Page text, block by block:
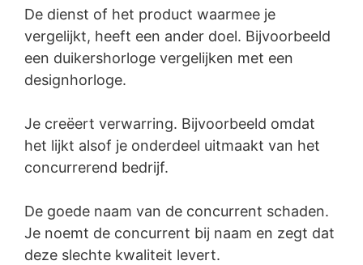
De dienst of het product waarmee je
vergelijkt, heeft een ander doel. Bijvoorbeeld
een duikershorloge vergelijken met een
designhorloge.
Je creëert verwarring. Bijvoorbeeld omdat
het lijkt alsof je onderdeel uitmaakt van het
concurrerend bedrijf.
De goede naam van de concurrent schaden.
Je noemt de concurrent bij naam en zegt dat
deze slechte kwaliteit levert.